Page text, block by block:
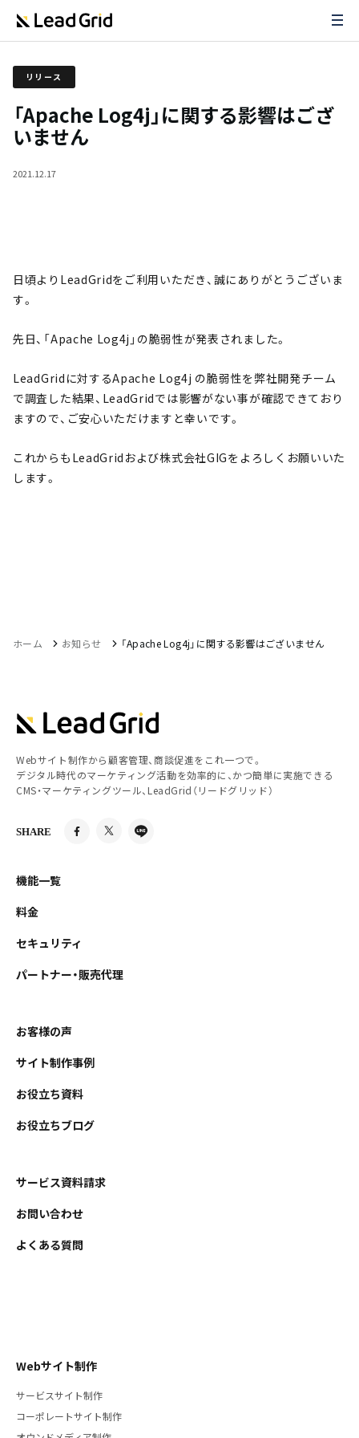
リリース
「Apache Log4j」に関する影響はござ
いません
2021.12.17
日頃よりLeadGridをご利用いただき、誠にありがとうございま
す。
先日、「Apache Log4j」の脆弱性が発表されました。
LeadGridに対するApache Log4j の脆弱性を弊社開発チーム
で調査した結果、LeadGridでは影響がない事が確認できており
ますので、ご安心いただけますと幸いです。
これからもLeadGridおよび株式会社GIGをよろしくお願いいた
します。
ホーム お知らせ 「Apache Log4j」に関する影響はございません
Webサイト制作から顧客管理、商談促進をこれ一つで。
デジタル時代のマーケティング活動を効率的に、かつ簡単に実施できる
CMS・マーケティングツール、LeadGrid（リードグリッド）
SHARE
機能一覧
料金
セキュリティ
パートナー・販売代理
お客様の声
サイト制作事例
お役立ち資料
お役立ちブログ
サービス資料請求
お問い合わせ
よくある質問
Webサイト制作
サービスサイト制作
コーポレートサイト制作